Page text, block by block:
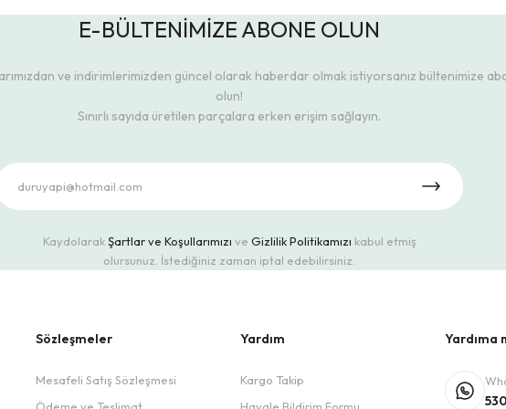
E-BÜLTENİMİZE ABONE OLUN
ve indirimlerimizden güncel olarak haberdar olmak istiyorsanız bültenimize
olun!
Sınırlı sayıda üretilen parçalara erken erişim sağlayın.
KaydolarakŞartlar ve Koşullarımızı ve Gizlilik Politikamızı kabul etmiş
olursunuz. İstediğiniz zaman iptal edebilirsiniz.
Sözleşmeler
Mesafeli Satış Sözleşmesi
Yardım
Kargo Takip
Yardıma